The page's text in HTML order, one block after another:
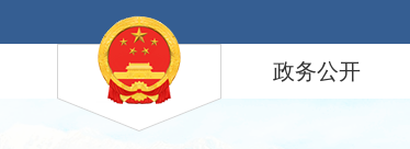
政务公开